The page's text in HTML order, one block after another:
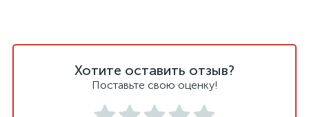
Хотите оставить отзыв?
Поставьте свою оценку!